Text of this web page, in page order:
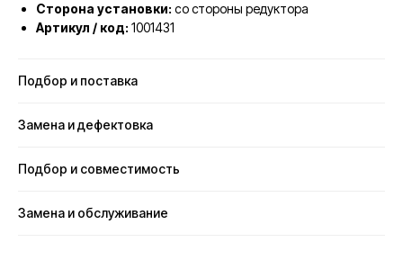
Сторона установки: со стороны редуктора
Артикул / код: 1001431
Подбор и поставка
Замена и дефектовка
Подбор и совместимость
Замена и обслуживание